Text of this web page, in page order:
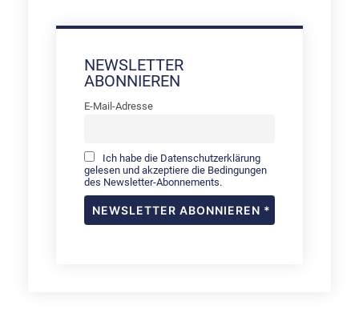
NEWSLETTER
ABONNIEREN
E-Mail-Adresse
Ich habe die Datenschutzerklärung
gelesen und akzeptiere die Bedingungen
des Newsletter-Abonnements.